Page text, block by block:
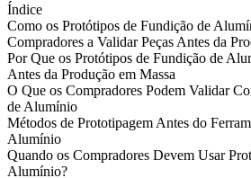
Índice
Como os Protótipos de Fundição de
Compradores a Validar Peças Antes da
Por Que os Protótipos de Fundição de
Antes da Produção em Massa
O Que os Compradores Podem Validar
de Alumínio
Métodos de Prototipagem Antes do
Alumínio
Quando os Compradores Devem Usar
Alumínio?